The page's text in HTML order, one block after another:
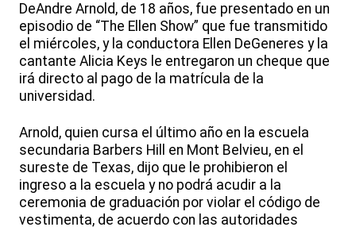
DeAndre Arnold, de 18 años, fue presentado en un
episodio de “The Ellen Show” que fue transmitido
el miércoles, y la conductora Ellen DeGeneres y la
cantante Alicia Keys le entregaron un cheque que
irá directo al pago de la matrícula de la
universidad.
Arnold, quien cursa el último año en la escuela
secundaria Barbers Hill en Mont Belvieu, en el
sureste de Texas, dijo que le prohibieron el
ingreso a la escuela y no podrá acudir a la
ceremonia de graduación por violar el código de
vestimenta, de acuerdo con las autoridades